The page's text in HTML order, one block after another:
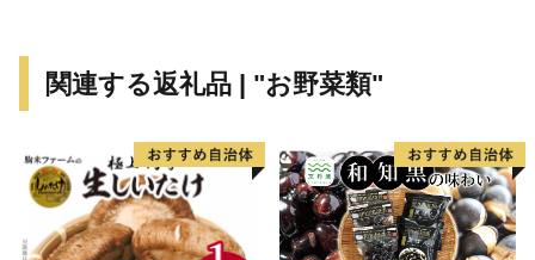
関連する返礼品 | "お野菜類"